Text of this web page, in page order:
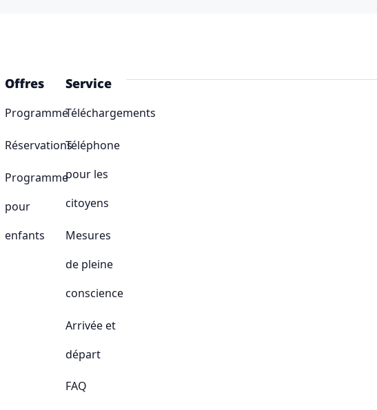
Offres
Programme
Réservations
Programme
pour
enfants
Service
Téléchargements
Téléphone
pour les
citoyens
Mesures
de pleine
conscience
Arrivée et
départ
FAQ